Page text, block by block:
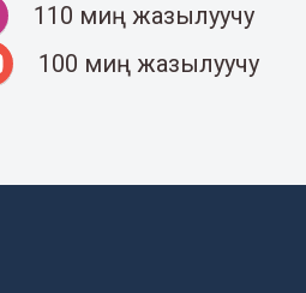
110 миң жазылуучу
100 миң жазылуучу